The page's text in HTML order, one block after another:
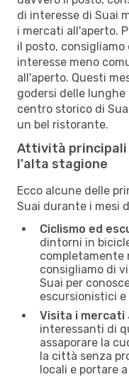
di interesse di Suai
i mercati all'aperto.
il posto,
interesse meno
all'aperto. Questi
godersi delle
centro storico di
un bel ristorante.
Attività principali
l'alta stagione
Ecco alcune delle
Suai durante i mesi
Ciclismo ed
dintorni in
completamente
consigliamo di
Suai per
escursionistici e
Visita i mercati
interessanti di
assaporare la
la città senza
locali e portare